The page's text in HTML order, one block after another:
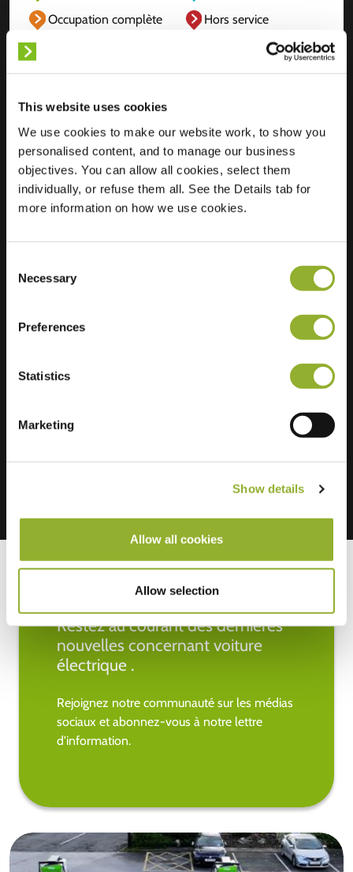
This website uses cookies
We use cookies to make our website work, to show you
personalised content, and to manage our business
objectives. You can allow all cookies, select them
individually, or refuse them all. See the Details tab for
more information on how we use cookies.
Selection
Necessary
Preferences
Statistics
Marketing
Show details
Allow all cookies
Allow selection
Occupation complète
Hors service
Localisation
H. Geeststraat 22
1540 Pajottegem
Belgique
Restez au courant des dernières
nouvelles concernant voiture
électrique .
Rejoignez notre communauté sur les médias
sociaux et abonnez-vous à notre lettre
d'information.